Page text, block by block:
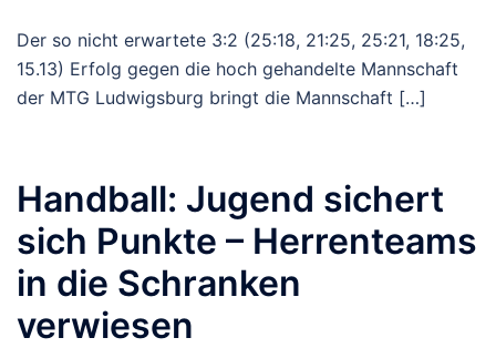
Der so nicht erwartete 3:2 (25:18, 21:25, 25:21, 18:25,
15.13) Erfolg gegen die hoch gehandelte Mannschaft
der MTG Ludwigsburg bringt die Mannschaft […]
Handball: Jugend sichert
sich Punkte – Herrenteams
in die Schranken
verwiesen